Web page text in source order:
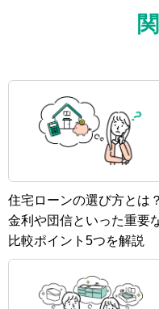
住宅ローンの選び方とは？
金利や団信といった重要
比較ポイント5つを解説